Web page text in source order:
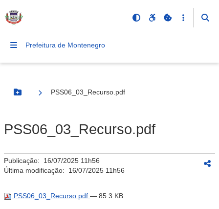
Prefeitura de Montenegro
Botão Menu
PSS06_03_Recurso.pdf
PSS06_03_Recurso.pdf
Publicação: 16/07/2025 11h56
Última modificação: 16/07/2025 11h56
PSS06_03_Recurso.pdf — 85.3 KB